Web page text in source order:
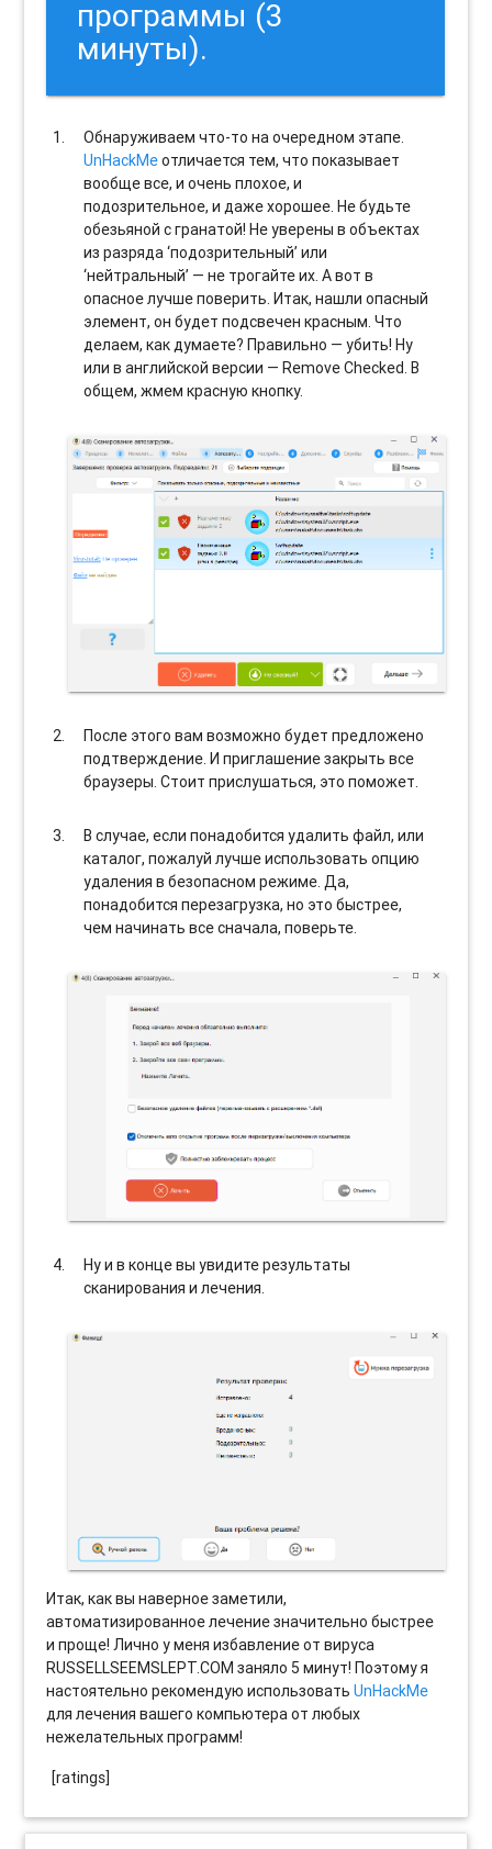
программы (3
минуты).
Обнаруживаем что-то на очередном этапе.
UnHackMeотличается тем, что показывает
вообще все, и очень плохое, и
подозрительное, и даже хорошее. Не будьте
обезьяной с гранатой! Не уверены в объектах
из разряда ‘подозрительный’ или
‘нейтральный’ — не трогайте их. А вот в
опасное лучше поверить. Итак, нашли опасный
элемент, он будет подсвечен красным. Что
делаем, как думаете? Правильно — убить! Ну
или в английской версии — Remove Checked. В
общем, жмем красную кнопку.
После этого вам возможно будет предложено
подтверждение. И приглашение закрыть все
браузеры. Стоит прислушаться, это поможет.
В случае, если понадобится удалить файл, или
каталог, пожалуй лучше использовать опцию
удаления в безопасном режиме. Да,
понадобится перезагрузка, но это быстрее,
чем начинать все сначала, поверьте.
Ну и в конце вы увидите результаты
сканирования и лечения.
Итак, как вы наверное заметили,
автоматизированное лечение значительно быстрее
и проще! Лично у меня избавление от вируса
RUSSELLSEEMSLEPT.COM заняло 5 минут! Поэтому я
настоятельно рекомендую использоватьUnHackMe
для лечения вашего компьютера от любых
нежелательных программ!
[ratings]